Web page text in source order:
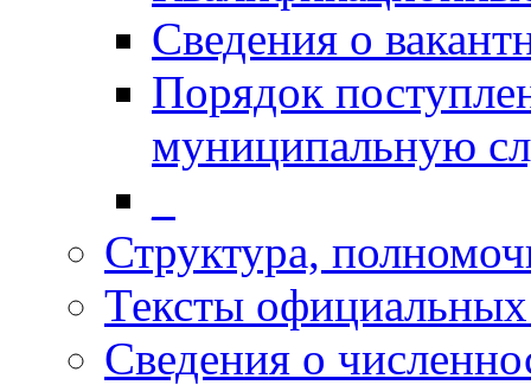
Сведения о
Порядок
муниципальную
Структура,
Тексты
Сведения о